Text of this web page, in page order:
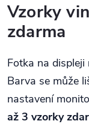
Vzorky
zdarma
Fotka na displeji
Barva se může
nastavení
až 3 vzorky